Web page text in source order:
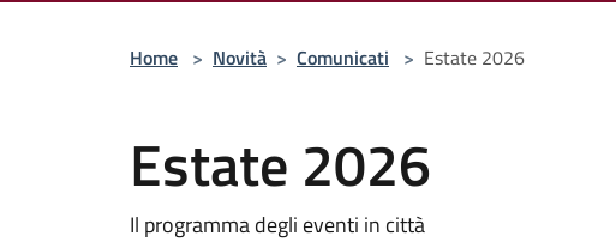
Home > Novità > Comunicati > Estate 2026
Estate 2026
Il programma degli eventi in città